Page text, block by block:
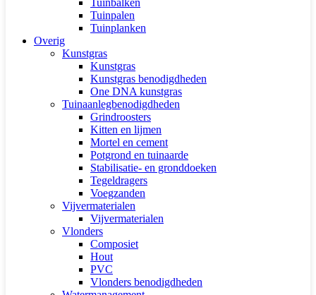
Tuinpalen
Tuinplanken
Overig
Kunstgras
Kunstgras
Kunstgras benodigdheden
One DNA kunstgras
Tuinaanlegbenodigdheden
Grindroosters
Kitten en lijmen
Mortel en cement
Potgrond en tuinaarde
Stabilisatie- en gronddoeken
Tegeldragers
Voegzanden
Vijvermaterialen
Vijvermaterialen
Vlonders
Composiet
Hout
PVC
Vlonders benodigdheden